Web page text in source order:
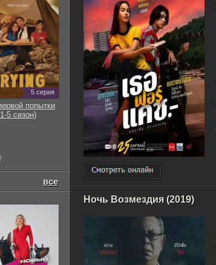
Ночь Возмездия (2019)
5 серия
попытки
5 сезон)
все